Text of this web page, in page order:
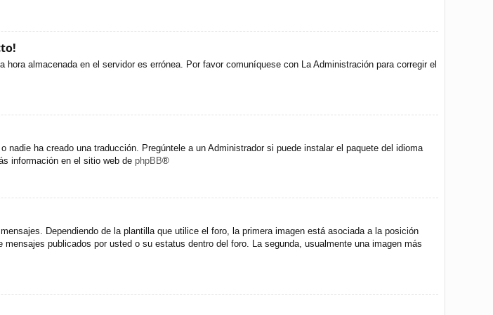
almacenada en el servidor es errónea. Por favor comuníquese con La Administración para corregir el
ha creado una traducción. Pregúntele a un Administrador si puede instalar el paquete del idioma
información en el sitio web de phpBB®
Dependiendo de la plantilla que utilice el foro, la primera imagen está asociada a la posición
publicados por usted o su estatus dentro del foro. La segunda, usualmente una imagen más